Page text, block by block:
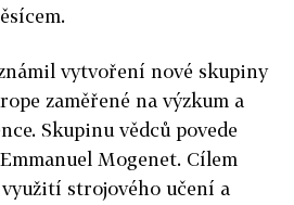
vytvoření nové skupiny
zaměřené na výzkum a
Skupinu vědců povede
Mogenet. Cílem
strojového učení a